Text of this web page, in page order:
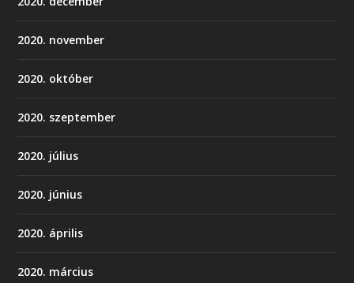
2020. november
2020. október
2020. szeptember
2020. július
2020. június
2020. április
2020. március